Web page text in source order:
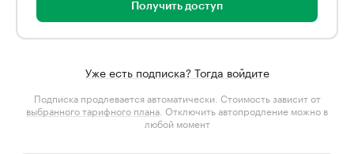
Получить доступ
Уже есть подписка? Тогда войдите
Подписка продлевается автоматически. Стоимость зависит от
выбранного тарифного плана . Отключить автопродление можно в
любой момент